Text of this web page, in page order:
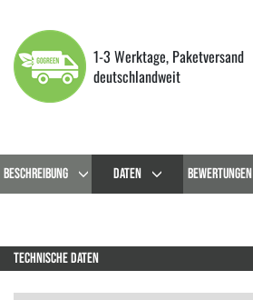
1-3 Werktage, Paketversand
deutschlandweit
BESCHREIBUNG DATEN BEWERTUNGEN
TECHNISCHE DATEN